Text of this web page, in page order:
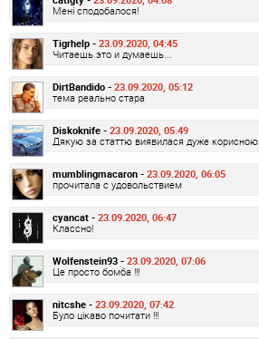
Мені сподобалося!
Tigrhelp - 23.09.2020, 04:45
Читаешь это и думаешь...
DirtBandido - 23.09.2020, 05:12
тема реально стара
Diskoknife - 23.09.2020, 05:49
Дякую за статтю виявилася дуже корисною.
mumblingmacaron - 23.09.2020, 06:05
прочитала с удовольствием
cyancat - 23.09.2020, 06:47
Классно!
Wolfenstein93 - 23.09.2020, 07:06
Це просто бомба !!!
nitcshe - 23.09.2020, 07:42
Було цікаво почитати !!!